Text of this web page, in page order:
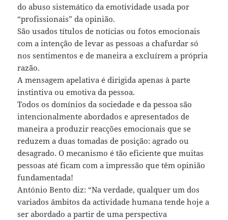
do abuso sistemático da emotividade usada por
“profissionais” da opinião.
São usados títulos de notícias ou fotos emocionais
com a intenção de levar as pessoas a chafurdar só
nos sentimentos e de maneira a excluírem a própria
razão.
A mensagem apelativa é dirigida apenas à parte
instintiva ou emotiva da pessoa.
Todos os domínios da sociedade e da pessoa são
intencionalmente abordados e apresentados de
maneira a produzir reacções emocionais que se
reduzem a duas tomadas de posição: agrado ou
desagrado. O mecanismo é tão eficiente que muitas
pessoas até ficam com a impressão que têm opinião
fundamentada!
António Bento diz: “Na verdade, qualquer um dos
variados âmbitos da actividade humana tende hoje a
ser abordado a partir de uma perspectiva